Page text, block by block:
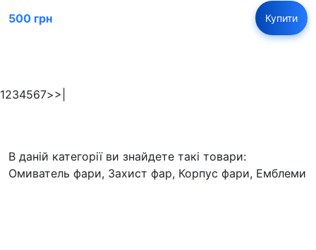
500 грн Купити
1234567>>|
В даній категорії ви знайдете такі товари:
Омиватель фари, Захист фар, Корпус фари, Емблеми